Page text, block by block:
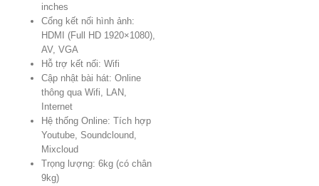
inches
Cổng kết nối hình ảnh:
HDMI (Full HD 1920×1080),
AV, VGA
Hỗ trợ kết nối: Wifi
Cập nhật bài hát: Online
thông qua Wifi, LAN,
Internet
Hệ thống Online: Tích hợp
Youtube, Soundclound,
Mixcloud
Trọng lượng: 6kg (có chân
9kg)